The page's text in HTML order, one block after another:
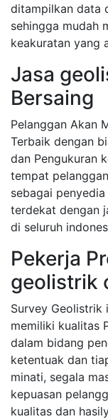
ditampilkan data
sehingga mudah
keakuratan yang
Jasa
Bersaing
Pelanggan Akan
Terbaik dengan
dan Pengukuran
tempat
sebagai
terdekat dengan
di seluruh
Pekerja
geolistrik
Survey Geolistrik
memiliki kualitas
dalam bidang
ketentuak dan
minati, segala
kepuasan
kualitas dan